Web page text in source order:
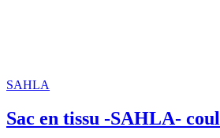
SAHLA
Sac en tissu -SAHLA-